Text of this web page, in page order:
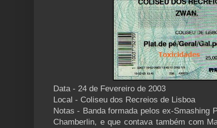
Data - 24 de Fevereiro de 2003
Local - Coliseu dos Recreios de Lisboa
Notas - Banda formada pelos ex-Smashing
Chamberlin, e que contava também com